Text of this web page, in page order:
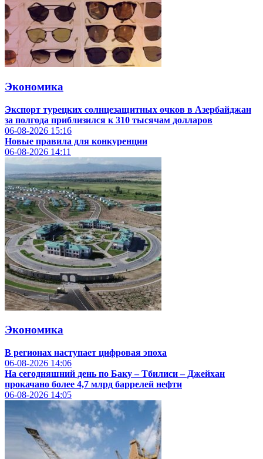
Экономика
Экспорт турецких солнцезащитных очков в Азербайджан
за полгода приблизился к 310 тысячам долларов
06-08-2026 15:16
Новые правила для конкуренции
06-08-2026 14:11
Экономика
В регионах наступает цифровая эпоха
06-08-2026 14:06
На сегодняшний день по Баку – Тбилиси – Джейхан
прокачано более 4,7 млрд баррелей нефти
06-08-2026 14:05